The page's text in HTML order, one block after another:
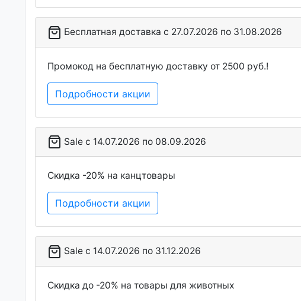
Бесплатная доставка c 27.07.2026 по 31.08.2026
Промокод на бесплатную доставку от 2500 руб.!
Подробности акции
Sale c 14.07.2026 по 08.09.2026
Скидка -20% на канцтовары
Подробности акции
Sale c 14.07.2026 по 31.12.2026
Скидка до -20% на товары для животных